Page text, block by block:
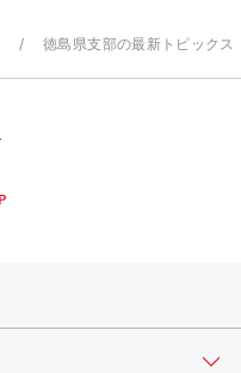
徳島県支部の最新トピックス